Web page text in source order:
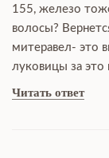
155, железо
волосы?
митеравел- это
луковицы за это
Читать ответ